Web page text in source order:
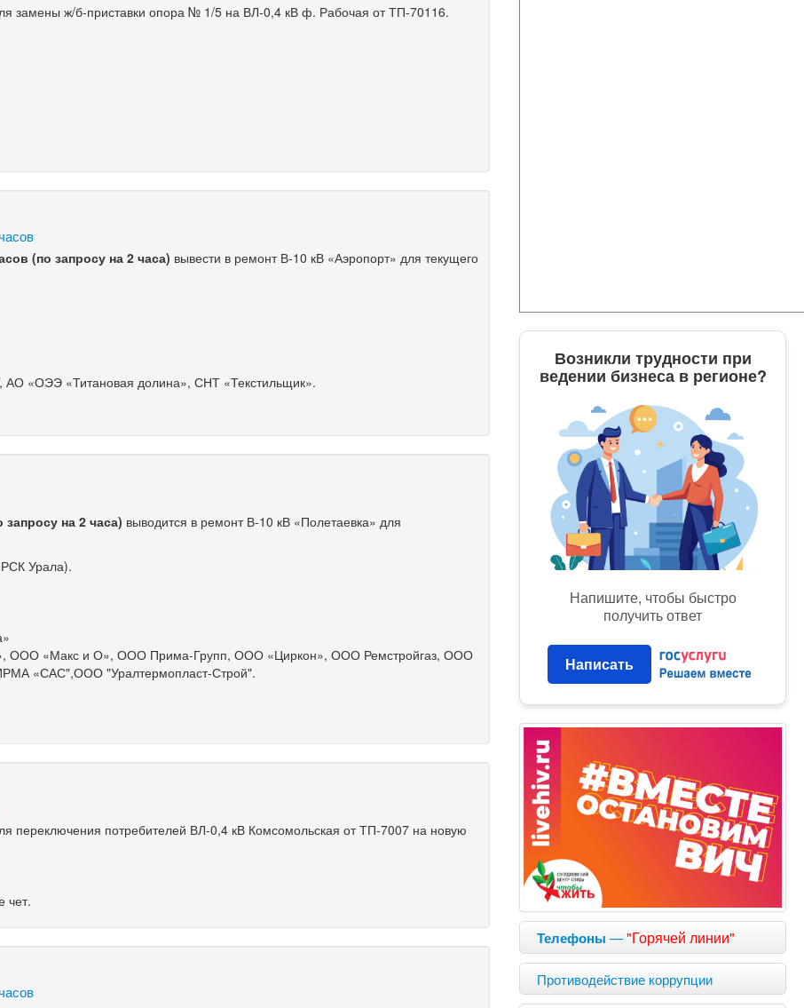
замены ж/б-приставки опора № 1/5 на ВЛ-0,4 кВ ф. Рабочая от ТП-70116.
(по запросу на 2 часа) вывести в ремонт В-10 кВ «Аэропорт» для текущего
АО «ОЭЭ «Титановая долина», СНТ «Текстильщик».
запросу на 2 часа) выводится в ремонт В-10 кВ «Полетаевка» для
Урала).
ООО «Макс и О», ООО Прима-Групп, ООО «Циркон», ООО Ремстройгаз, ООО
«САС",ООО "Уралтермопласт-Строй".
переключения потребителей ВЛ-0,4 кВ Комсомольская от ТП-7007 на новую
чет.
Возникли трудности при
ведении бизнеса в регионе?
Напишите, чтобы быстро
получить ответ
Написать
Телефоны —"Горячей линии"
Противодействие коррупции